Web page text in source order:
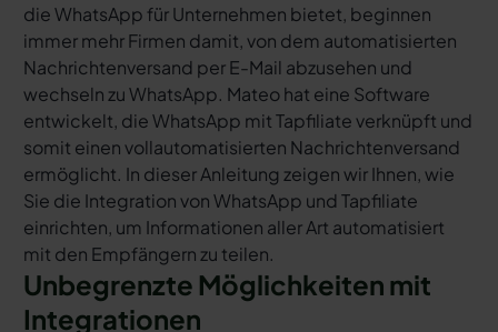
die WhatsApp für Unternehmen bietet, beginnen
immer mehr Firmen damit, von dem automatisierten
Nachrichtenversand per E-Mail abzusehen und
wechseln zu WhatsApp. Mateo hat eine Software
entwickelt, die WhatsApp mit Tapfiliate verknüpft und
somit einen vollautomatisierten Nachrichtenversand
ermöglicht. In dieser Anleitung zeigen wir Ihnen, wie
Sie die Integration von WhatsApp und Tapfiliate
einrichten, um Informationen aller Art automatisiert
mit den Empfängern zu teilen.
Unbegrenzte Möglichkeiten mit
Integrationen